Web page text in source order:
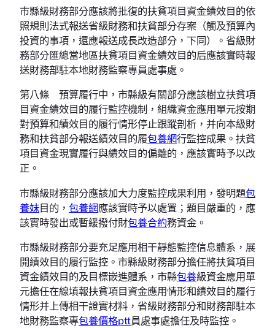
市縣級財務部分應該將批復的扶貧項目資金績效目的依
照規則法式報送省級財務和扶貧部分存案（觸及預算內
投資的事項，還應報送成長改造部分，下同）。省級財
務部分匯總當地區扶貧項目資金績效目的后應該實時報
送財務部駐本地財務監察專員處事處。
第八條 預算履行中，市縣級有關部分應該樹立扶貧項
目資金績效目的履行監控機制，組織資金應用單元按期
對預算和績效目的履行情形停止跟蹤剖析，并向本級財
務和扶貧部分報送績效目的履包養網行監控成果。扶貧
項目資金現實履行與績效目的偏離的，應該實時予以改
正。
市縣級財務部分應該加大力度監控成果利用，發明題包
養妹目的， 包養網應該實時予以處置；題目嚴重的，應
該實時發出或暫緩撥付財包養合約務資金。
市縣級財務部分要充足應用相干靜態監控信息體系，展
開績效目的履行監控。市縣級財務部分擔任將扶貧項目
資金績效目的及目標嵌進體系，市縣包養級資金應用單
元擔任在線填報扶貧項目資金應用情形和績效目的履行
情形并上傳相干證實材料，省級財務部分和財務部駐本
地財務監察專包養價格ptt員處事處擔任及時監控。